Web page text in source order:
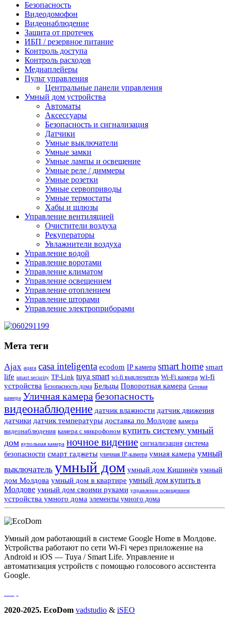
Безопасность
Видеодомофон
Видеонаблюдение
Защита от протечек
ИБП / резервное питание
Контроль доступа
Контроль расходов
Медиаплейеры
Пульт управления
Центральные панели управления
Умный дом устройства
Автоматы
Аксессуары
Безопасность и сигнализация
Датчики
Умные выключатели
Умные замки
Умные лампы и освещение
Умные реле / диммеры
Умные розетки
Умные сервоприводы
Умные термостаты
Хабы и шлюзы
Управление вентиляцией
Очистители воздуха
Рекуператоры
Увлажнители воздуха
Управление водой
Управление воротами
Управление климатом
Управление освещением
Управление отоплением
Управление шторами
Управление электроприборами
Мета теги
Ajax aqara casa inteligenta ecodom IP камера smart home smart
life smart security TP-Link tuya smart wi-fi выключатель Wi-Fi камера wi-fi
устройства Безопасность дома Бельцы Поворотная камера Сетевая
камера Уличная камера безопасность
видеонаблюдение датчик влажности датчик движения
датчики датчик температуры доставка по Молдове камера
видеонаблюдения камера с микрофоном купить систему умный
дом купольная камера ночное видение сигнализация система
безопасности смарт гаджеты уличная IP-камера умная камера умный
выключатель умный дом умный дом Кишинёв умный
дом Молдова умный дом в квартире умный дом купить в
Молдове умный дом своими руками управление освещением
устройства умного дома элементы умного дома
Умный дом работающий в системе Google Home в Молдове.
Устройства работают по сети Wi-Fi через приложение на
Android и iOS — Tuya / Smart Life. Управление и
автоматизация устройств с помощью голосового ассистента
Google.
2020-2025. EcoDom vadstudio & iSEO